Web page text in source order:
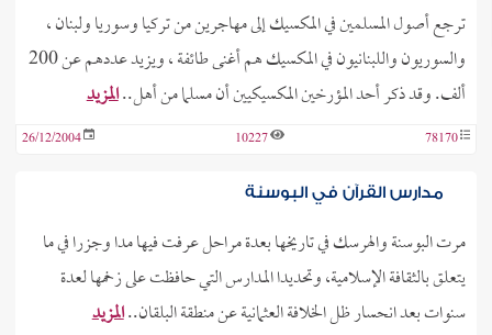
ترجع أصول المسلمين في المكسيك إلى مهاجرين من تركيا وسوريا ولبنان ،
والسوريون واللبنانيون في المكسيك هم أغنى طائفة ، ويزيد عددهم عن 200
ألف. وقد ذكر أحد المؤرخين المكسيكيين أن مسلما من أهل..المزيد
78170
10227
26/12/2004
مدارس القرآن في البوسنة
مرت البوسنة والهرسك في تاريخها بعدة مراحل عرفت فيها مدا وجزرا في ما
يتعلق بالثقافة الإسلامية، وتحديدا المدارس التي حافظت على زخمها لعدة
سنوات بعد انحسار ظل الخلافة العثمانية عن منطقة البلقان..المزيد